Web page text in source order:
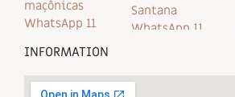
INFORMATION